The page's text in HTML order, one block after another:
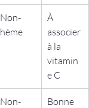
Non-
hème
À
associer
à la
vitamin
e C
Non-
Bonne